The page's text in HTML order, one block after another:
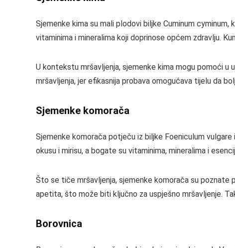
Sjemenke kima su mali plodovi biljke Cuminum
vitaminima i mineralima koji doprinose općem zdravlju.
U kontekstu mršavljenja, sjemenke kima mogu pomoći
mršavljenja, jer efikasnija probava omogućava tijelu da
Sjemenke komorača
Sjemenke komorača potječu iz biljke Foeniculum
okusu i mirisu, a bogate su vitaminima, mineralima i
Što se tiče mršavljenja, sjemenke komorača su
apetita, što može biti ključno za uspješno mršavljenje.
Borovnica